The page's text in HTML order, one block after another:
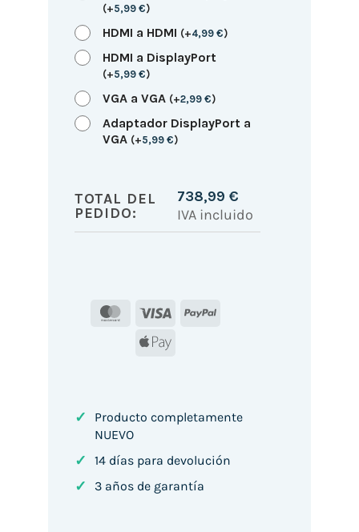
(+5,99 €)
HDMI a HDMI (+4,99 €)
HDMI a DisplayPort
(+5,99 €)
VGA a VGA (+2,99 €)
Adaptador DisplayPort a
VGA (+5,99 €)
TOTAL DEL
PEDIDO:
738,99 €
IVA incluido
MasterCard
Visa
PayPal
Apple
✓
Producto completamente
NUEVO
✓ 14 días para devolución
✓ 3 años de garantía